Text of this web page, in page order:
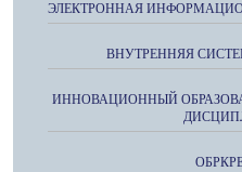
ЭЛЕКТРОННАЯ
ВНУТРЕННЯЯ
ИННОВАЦИОННЫЙ